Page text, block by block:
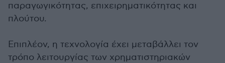
παραγωγικότητας, επιχειρηματικότητας και
πλούτου.
Επιπλέον, η τεχνολογία έχει μεταβάλλει τον
τρόπο λειτουργίας των χρηματιστηριακών